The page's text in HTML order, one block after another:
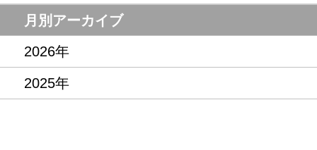
月別アーカイブ
2026年
2025年